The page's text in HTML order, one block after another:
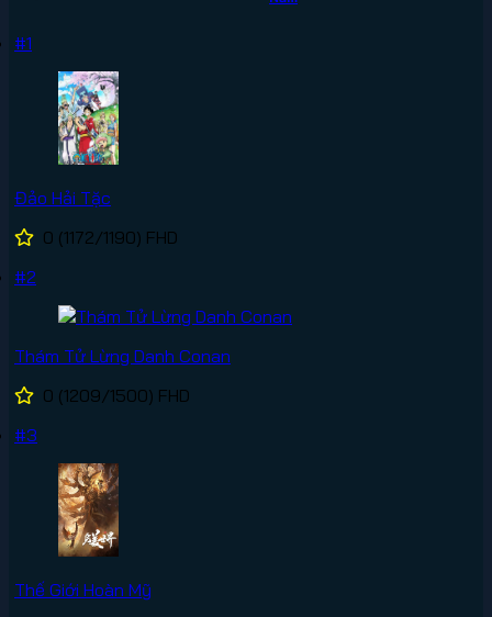
#1
Đảo Hải Tặc
0 (1172/1190) FHD
#2
Thám Tử Lừng Danh Conan
0 (1209/1500) FHD
#3
Thế Giới Hoàn Mỹ